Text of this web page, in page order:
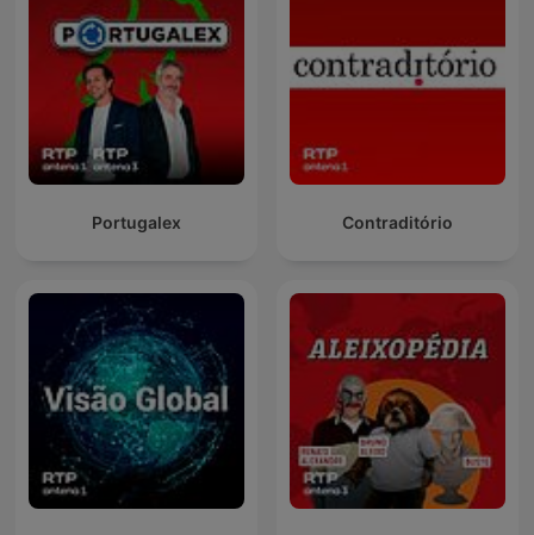
Portugalex Contraditório